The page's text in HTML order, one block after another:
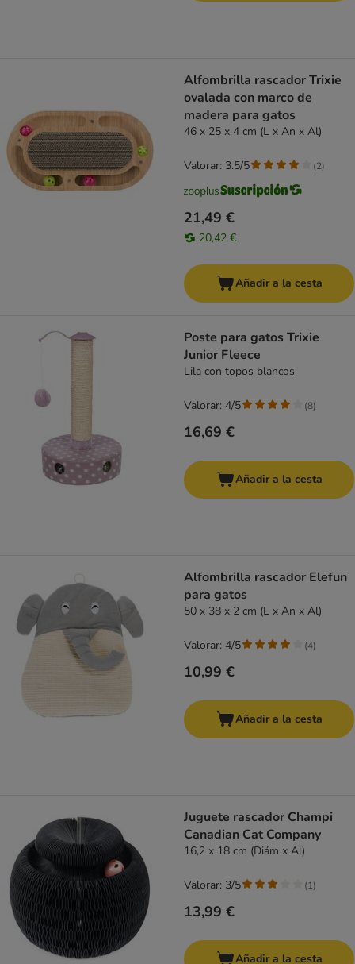
Alfombrilla rascador Trixie
ovalada con marco de
madera para gatos
46 x 25 x 4 cm (L x An x Al)
21,49 €
20,42 €
Valorar: 3.5/5 (2)
Añadir a la cesta
Poste para gatos Trixie
Junior Fleece
Lila con topos blancos
16,69 €
Valorar: 4/5 (8)
Añadir a la cesta
Alfombrilla rascador Elefun
para gatos
50 x 38 x 2 cm (L x An x Al)
10,99 €
Valorar: 4/5 (4)
Añadir a la cesta
Juguete rascador Champi
Canadian Cat Company
16,2 x 18 cm (Diám x Al)
13,99 €
Valorar: 3/5 (1)
Añadir a la cesta